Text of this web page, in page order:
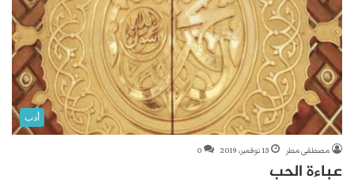
أدب
مصطفى مطر 13 نوفمبر، 2019 0
عباءة الحب